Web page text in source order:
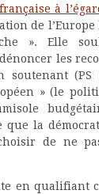
à
de
». Elle
les
soutenant (PS
» (le
la
de ne
en qualifiant